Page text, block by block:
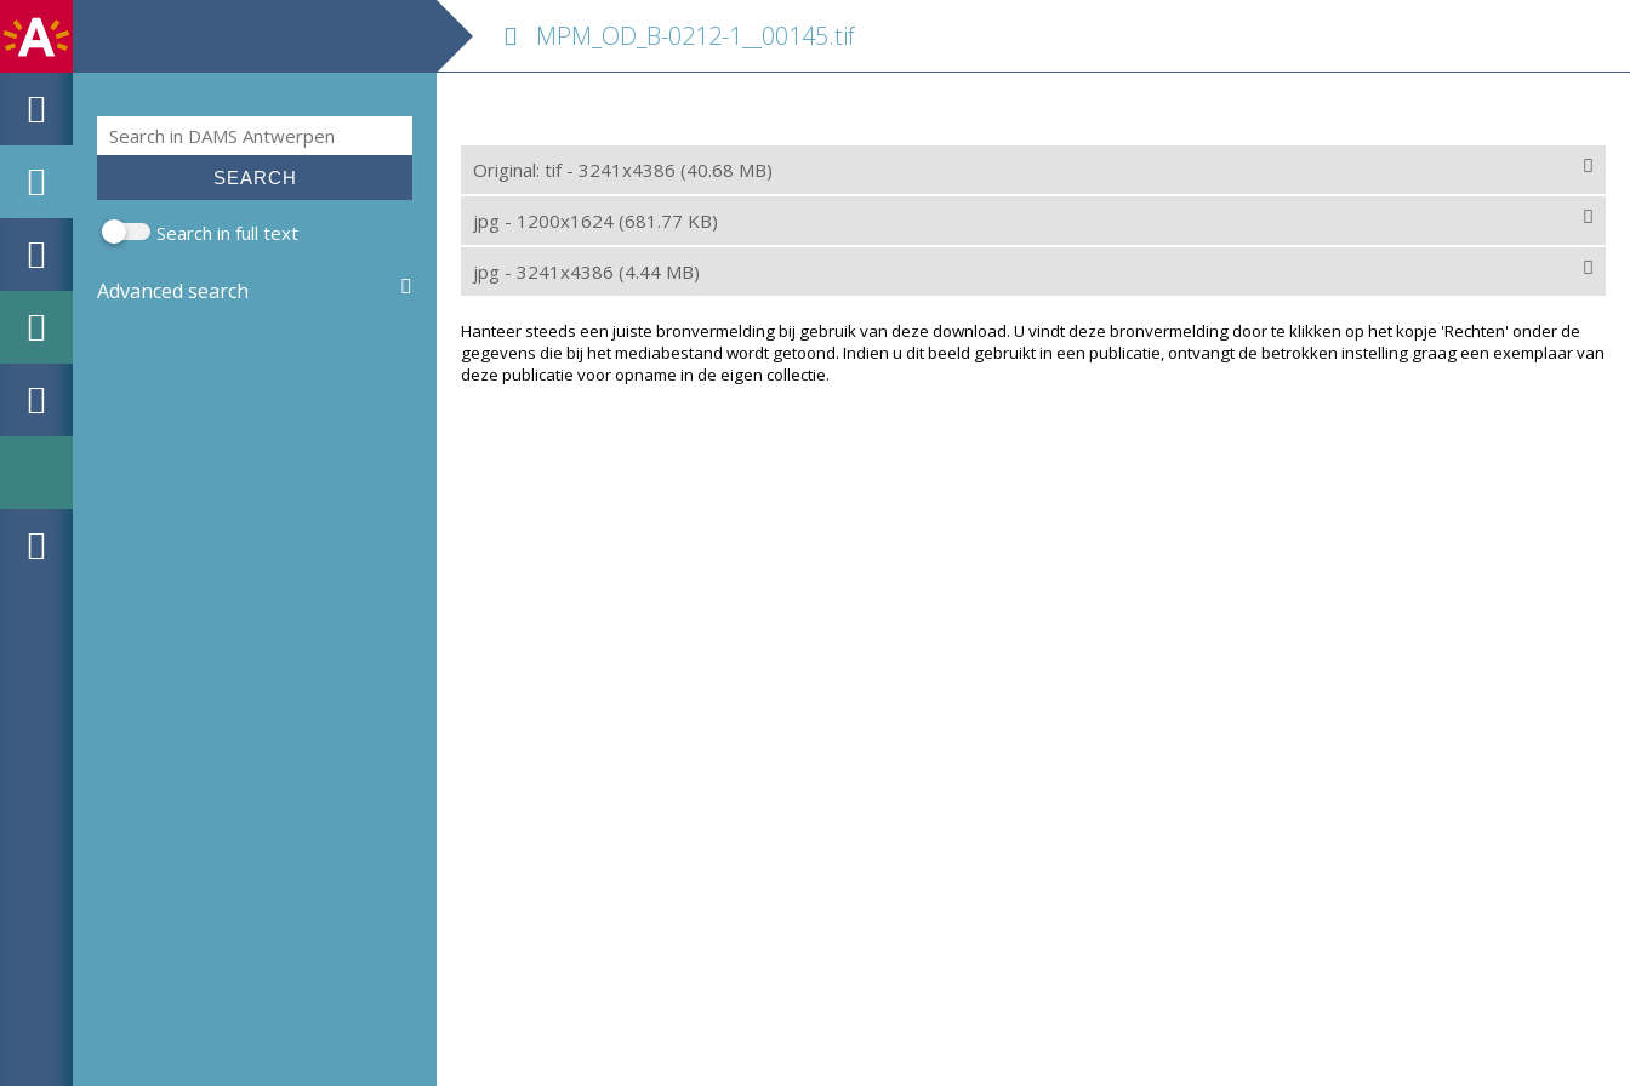
Search form
Search
Search in full text
Advanced search
MPM_OD_B-0212-1__00145.tif
Original: tif - 3241x4386 (40.68 MB)
jpg - 1200x1624 (681.77 KB)
jpg - 3241x4386 (4.44 MB)
Hanteer steeds een juiste bronvermelding bij gebruik van deze download. U vindt deze bronvermelding door te klikken op het kopje 'Rechten' onder de
gegevens die bij het mediabestand wordt getoond. Indien u dit beeld gebruikt in een publicatie, ontvangt de betrokken instelling graag een exemplaar van
deze publicatie voor opname in de eigen collectie.